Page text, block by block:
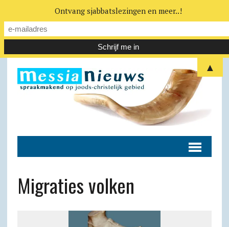
Migraties volken
Ontvang sjabbatslezingen en meer..!
▲